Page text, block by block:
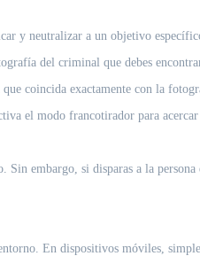
y neutralizar a un objetivo
del criminal que debes
coincida exactamente con la
el modo francotirador para
embargo, si disparas a la
En dispositivos móviles,